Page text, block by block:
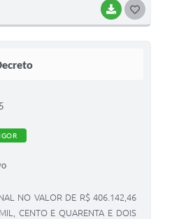
BAIXAR
NO VALOR DE R$ 406.142,46
CENTO E QUARENTA E DOIS